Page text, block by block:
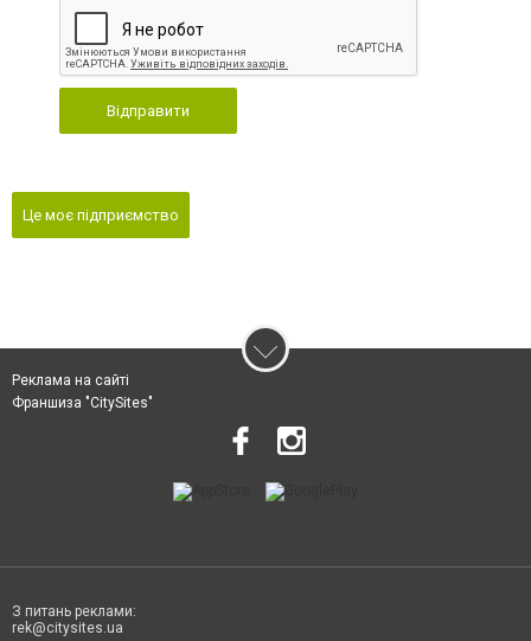
Відправити
Це моє підприємство
Реклама на сайті
Франшиза "CitySites"
З питань реклами:
rek@citysites.ua